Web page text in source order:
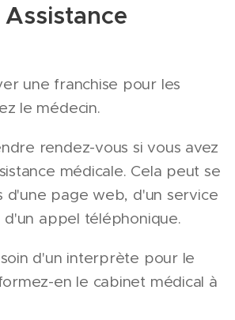
une franchise pour les
le médecin.
rendez-vous si vous avez
médicale. Cela peut se
d'une page web, d'un service
appel téléphonique.
d'un interprète pour le
en le cabinet médical à